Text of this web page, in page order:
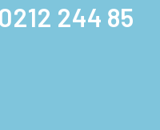
244 85